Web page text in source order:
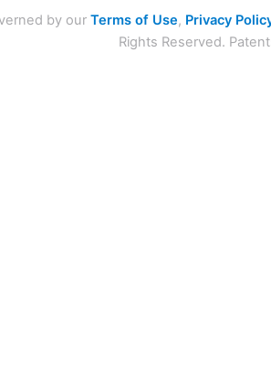
by our Terms of Use, Privacy
Rights Reserved.